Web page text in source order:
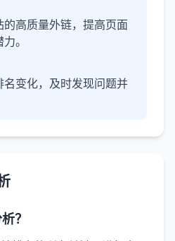
高质量外链，提高页面
。
名变化，及时发现问题并
？